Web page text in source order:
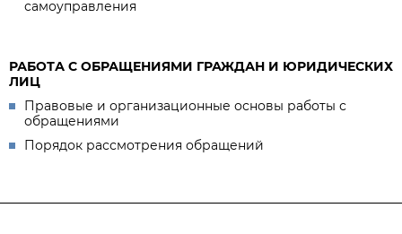
самоуправления
РАБОТА С ОБРАЩЕНИЯМИ ГРАЖДАН И ЮРИДИЧЕСКИХ
ЛИЦ
Правовые и организационные основы работы с
обращениями
Порядок рассмотрения обращений